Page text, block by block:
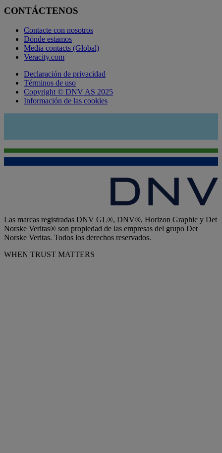
CONTÁCTENOS
Contacte con nosotros
Dónde estamos
Media contacts (Global)
Veracity.com
Declaración de privacidad
Términos de uso
Copyright © DNV AS 2025
Información de las cookies
Las marcas registradas DNV GL®, DNV®, Horizon Graphic y Det
Norske Veritas® son propiedad de las empresas del grupo Det
Norske Veritas. Todos los derechos reservados.
WHEN TRUST MATTERS